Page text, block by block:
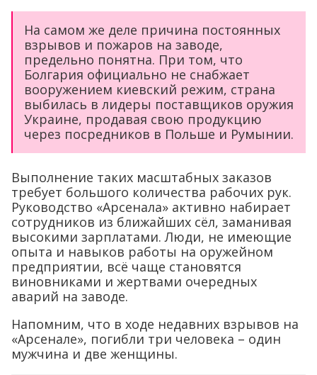
На самом же деле причина постоянных
взрывов и пожаров на заводе,
предельно понятна. При том, что
Болгария официально не снабжает
вооружением киевский режим, страна
выбилась в лидеры поставщиков оружия
Украине, продавая свою продукцию
через посредников в Польше и Румынии.
Выполнение таких масштабных заказов
требует большого количества рабочих рук.
Руководство «Арсенала» активно набирает
сотрудников из ближайших сёл, заманивая
высокими зарплатами. Люди, не имеющие
опыта и навыков работы на оружейном
предприятии, всё чаще становятся
виновниками и жертвами очередных
аварий на заводе.
Напомним, что в ходе недавних взрывов на
«Арсенале», погибли три человека – один
мужчина и две женщины.